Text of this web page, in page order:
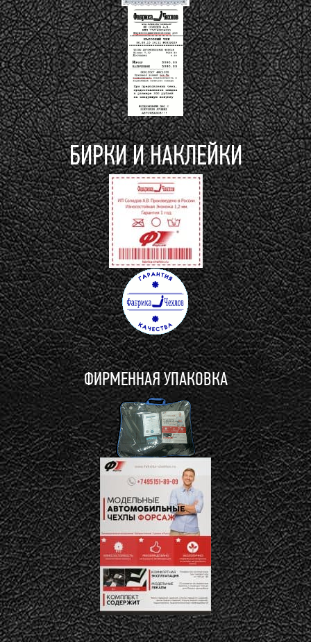
БИРКИ И НАКЛЕЙКИ
ФИРМЕННАЯ УПАКОВКА